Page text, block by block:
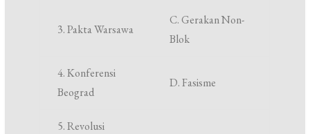
3. Pakta Warsawa
C. Gerakan Non-
Blok
4. Konferensi
Beograd
D. Fasisme
5. Revolusi